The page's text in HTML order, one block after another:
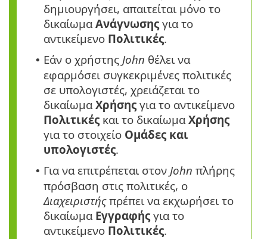
δημιουργήσει, απαιτείται μόνο το
δικαίωμαΑνάγνωσης για το
αντικείμενο Πολιτικές.
• Εάν ο χρήστης John θέλει να
εφαρμόσει συγκεκριμένες πολιτικές
σε υπολογιστές, χρειάζεται το
δικαίωμαΧρήσης για το αντικείμενο
Πολιτικές και το δικαίωμαΧρήσης
για το στοιχείο Ομάδες και
υπολογιστές.
• Για να επιτρέπεται στον John πλήρης
πρόσβαση στις πολιτικές, ο
Διαχειριστήςπρέπει να εκχωρήσει το
δικαίωμα Εγγραφής για το
αντικείμενο Πολιτικές.